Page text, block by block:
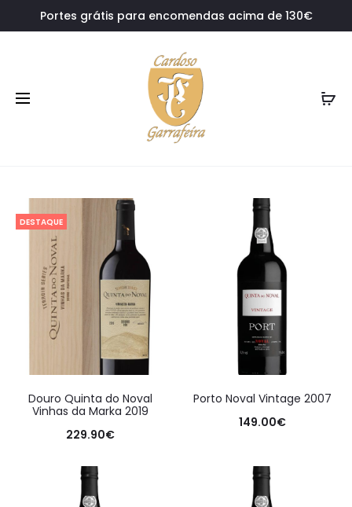
Portes grátis para encomendas acima de 130€
DESTAQUE
Douro Quinta do Noval
Vinhas da Marka 2019
229.90€
Porto Noval Vintage 2007
149.00€